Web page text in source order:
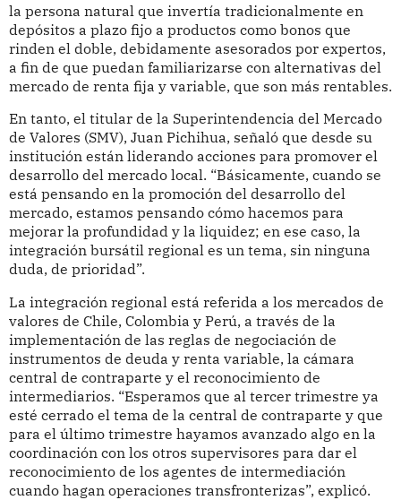
la persona natural que invertía tradicionalmente en
depósitos a plazo fijo a productos como bonos que
rinden el doble, debidamente asesorados por expertos,
a fin de que puedan familiarizarse con alternativas del
mercado de renta fija y variable, que son más rentables.
En tanto, el titular de la Superintendencia del Mercado
de Valores (SMV), Juan Pichihua, señaló que desde su
institución están liderando acciones para promover el
desarrollo del mercado local. “Básicamente, cuando se
está pensando en la promoción del desarrollo del
mercado, estamos pensando cómo hacemos para
mejorar la profundidad y la liquidez; en ese caso, la
integración bursátil regional es un tema, sin ninguna
duda, de prioridad”.
La integración regional está referida a los mercados de
valores de Chile, Colombia y Perú, a través de la
implementación de las reglas de negociación de
instrumentos de deuda y renta variable, la cámara
central de contraparte y el reconocimiento de
intermediarios. “Esperamos que al tercer trimestre ya
esté cerrado el tema de la central de contraparte y que
para el último trimestre hayamos avanzado algo en la
coordinación con los otros supervisores para dar el
reconocimiento de los agentes de intermediación
cuando hagan operaciones transfronterizas”, explicó.